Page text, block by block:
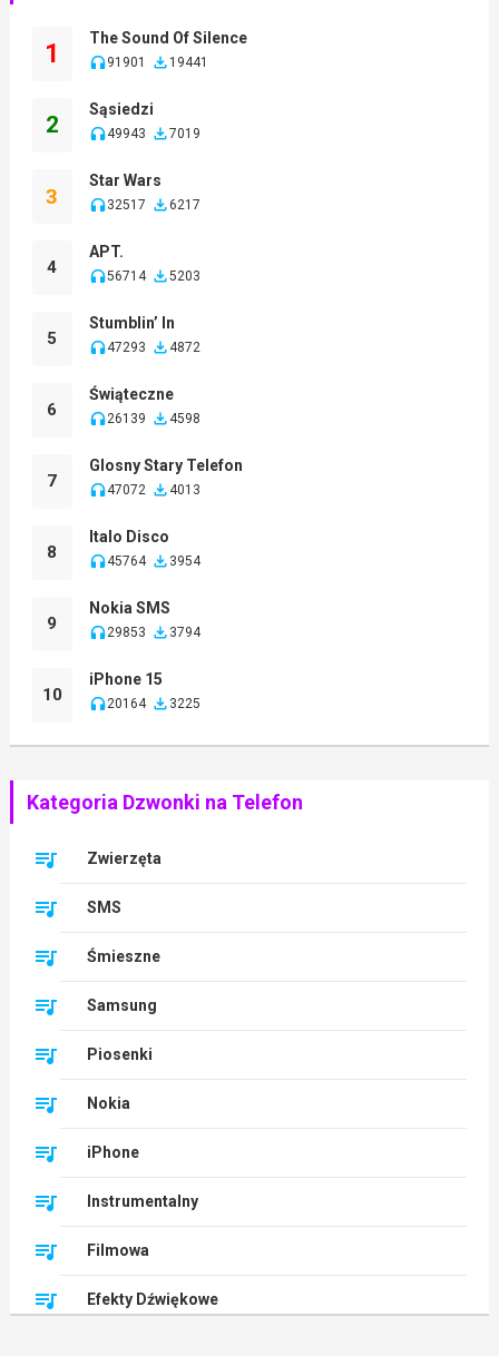
1
The Sound Of Silence
91901 19441
2
Sąsiedzi
49943 7019
3
Star Wars
32517 6217
4
APT.
56714 5203
5
Stumblin’ In
47293 4872
6
Świąteczne
26139 4598
7
Glosny Stary Telefon
47072 4013
8
Italo Disco
45764 3954
9
Nokia SMS
29853 3794
10
iPhone 15
20164 3225
Kategoria Dzwonki na Telefon
Zwierzęta
SMS
Śmieszne
Samsung
Piosenki
Nokia
iPhone
Instrumentalny
Filmowa
Efekty Dźwiękowe